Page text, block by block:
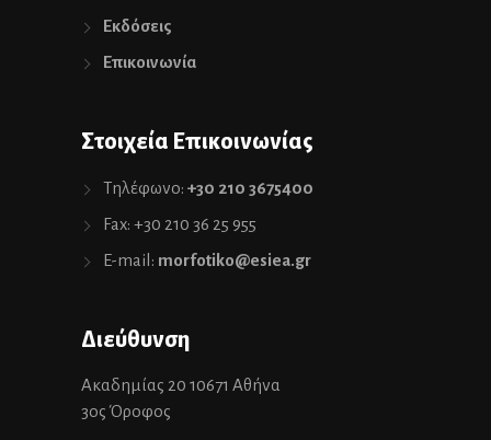
Εκδόσεις
Επικοινωνία
Στοιχεία Επικοινωνίας
Τηλέφωνο: +30 210 3675400
Fax: +30 210 36 25 955
E-mail: morfotiko@esiea.gr
Διεύθυνση
Ακαδημίας 20 10671 Αθήνα
3ος Όροφος